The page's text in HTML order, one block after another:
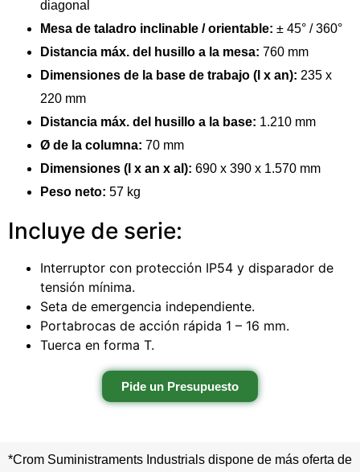
diagonal
Mesa de taladro inclinable / orientable: ± 45° / 360°
Distancia máx. del husillo a la mesa: 760 mm
Dimensiones de la base de trabajo (l x an): 235 x
220 mm
Distancia máx. del husillo a la base: 1.210 mm
Ø de la columna: 70 mm
Dimensiones (l x an x al): 690 x 390 x 1.570 mm
Peso neto: 57 kg
Incluye de serie:
Interruptor con protección IP54 y disparador de
tensión mínima.
Seta de emergencia independiente.
Portabrocas de acción rápida 1 – 16 mm.
Tuerca en forma T.
Pide un Presupuesto
*Crom Suministraments Industrials dispone de más oferta de